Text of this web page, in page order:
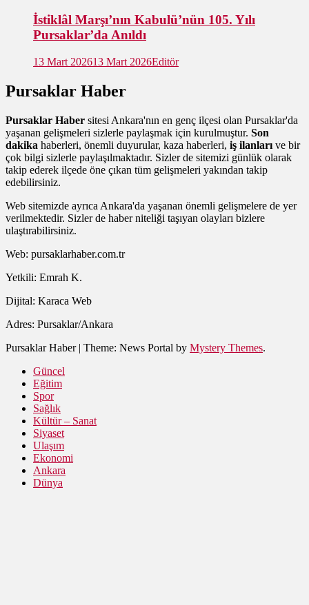
İstiklâl Marşı’nın Kabulü’nün 105. Yılı
Pursaklar’da Anıldı
13 Mart 202613 Mart 2026Editör
Pursaklar Haber
Pursaklar Haber sitesi Ankara'nın en genç ilçesi olan Pursaklar'da
yaşanan gelişmeleri sizlerle paylaşmak için kurulmuştur. Son
dakika haberleri, önemli duyurular, kaza haberleri, iş ilanları ve bir
çok bilgi sizlerle paylaşılmaktadır. Sizler de sitemizi günlük olarak
takip ederek ilçede öne çıkan tüm gelişmeleri yakından takip
edebilirsiniz.
Web sitemizde ayrıca Ankara'da yaşanan önemli gelişmelere de yer
verilmektedir. Sizler de haber niteliği taşıyan olayları bizlere
ulaştırabilirsiniz.
Web: pursaklarhaber.com.tr
Yetkili: Emrah K.
Dijital: Karaca Web
Adres: Pursaklar/Ankara
Pursaklar Haber | Theme: News Portal by Mystery Themes.
Güncel
Eğitim
Spor
Sağlık
Kültür – Sanat
Siyaset
Ulaşım
Ekonomi
Ankara
Dünya